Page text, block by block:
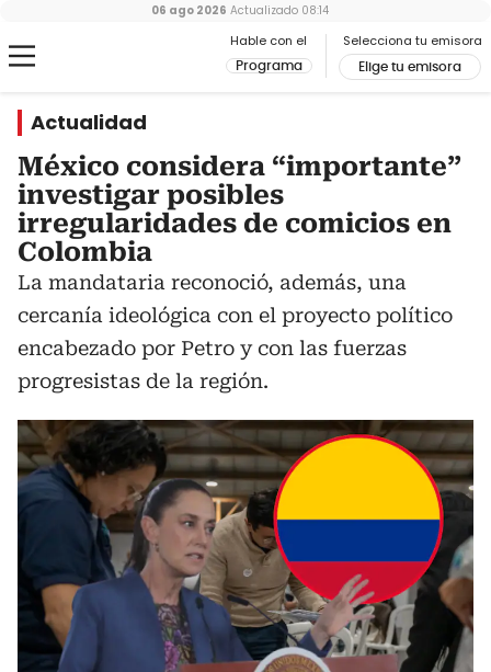
Hable con el
Programa
Selecciona tu emisora
Elige tu emisora
06 ago 2026 Actualizado 08:14
Actualidad
México considera “importante”
investigar posibles
irregularidades de comicios en
Colombia
La mandataria reconoció, además, una
cercanía ideológica con el proyecto político
encabezado por Petro y con las fuerzas
progresistas de la región.